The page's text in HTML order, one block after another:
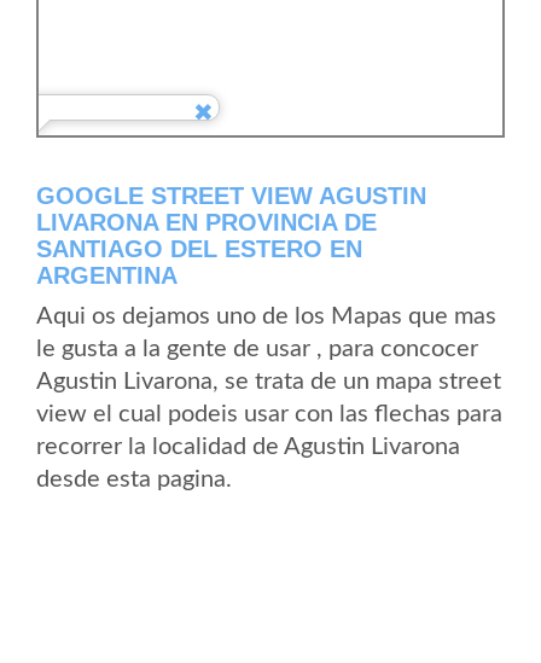
GOOGLE STREET VIEW AGUSTIN
LIVARONA EN PROVINCIA DE
SANTIAGO DEL ESTERO EN
ARGENTINA
Aqui os dejamos uno de los Mapas que mas
le gusta a la gente de usar , para concocer
Agustin Livarona, se trata de un mapa street
view el cual podeis usar con las flechas para
recorrer la localidad de Agustin Livarona
desde esta pagina.